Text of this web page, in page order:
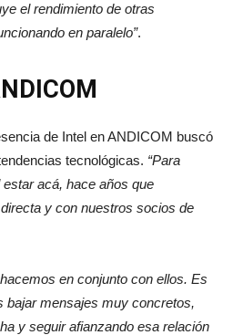
el rendimiento de otras
en paralelo”.
de Intel en ANDICOM buscó
tecnológicas. “Para
acá, hace años que
y con nuestros socios de
en conjunto con ellos. Es
bajar mensajes muy concretos,
y seguir afianzando esa relación